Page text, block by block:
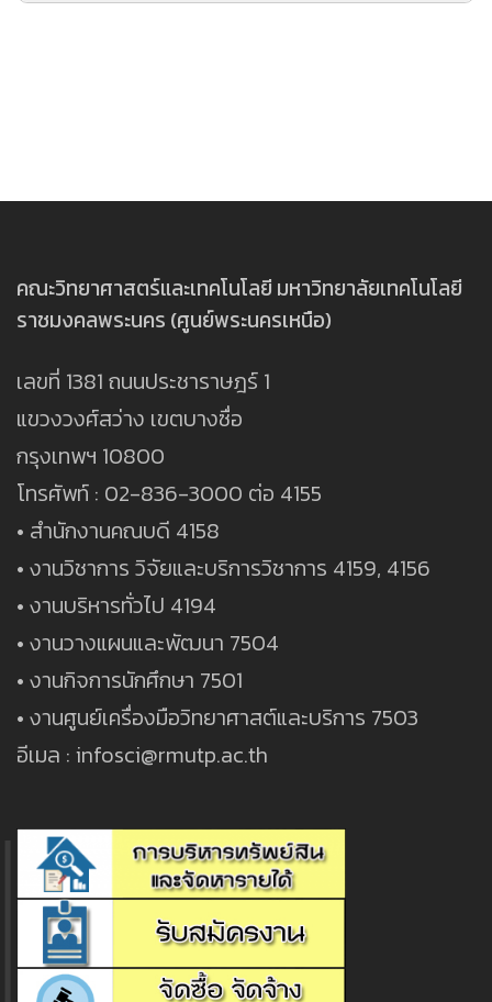
สาขาวิชาวิทยาการข้อมูลและเทคโนโลยี
สารสนเทศ
คณะวิทยาศาสตร์และเทคโนโลยี มหาวิทยาลัยเทคโนโลยี
ราชมงคลพระนคร (ศูนย์พระนครเหนือ)
เลขที่ 1381 ถนนประชาราษฎร์ 1
แขวงวงศ์สว่าง เขตบางซื่อ
กรุงเทพฯ 10800
โทรศัพท์ : 02-836-3000 ต่อ 4155
• สำนักงานคณบดี 4158
• งานวิชาการ วิจัยและบริการวิชาการ 4159, 4156
• งานบริหารทั่วไป 4194
• งานวางแผนและพัฒนา 7504
• งานกิจการนักศึกษา 7501
• งานศูนย์เครื่องมือวิทยาศาสต์และบริการ 7503
อีเมล : infosci@rmutp.ac.th